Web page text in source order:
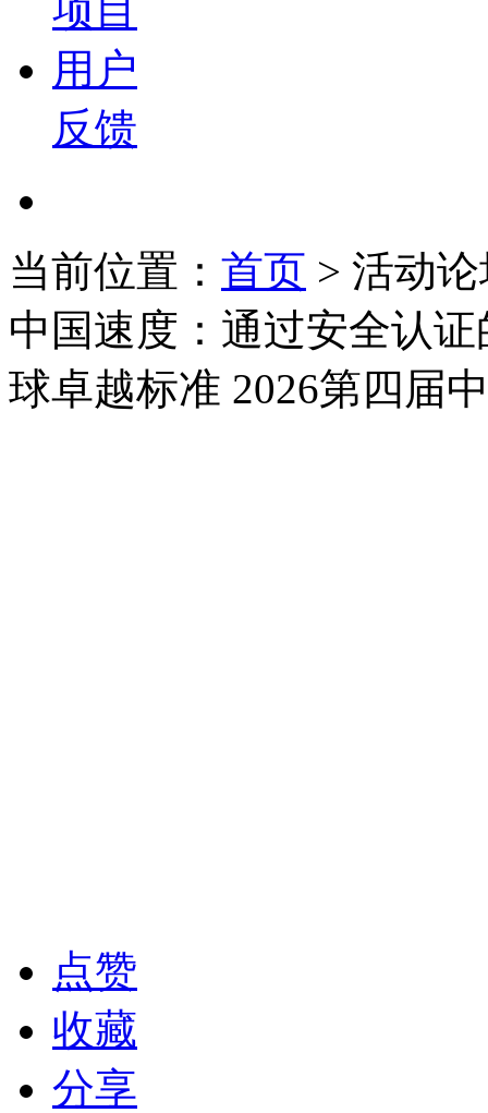
项目
用户
反馈
当前位置： 首页 > 活动
中国速度：通过安全认
球卓越标准 2026第四届
点赞
收藏
分享